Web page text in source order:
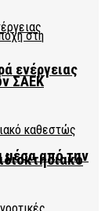
ενέργειας
μέσα από την
ΣΑΕΚ